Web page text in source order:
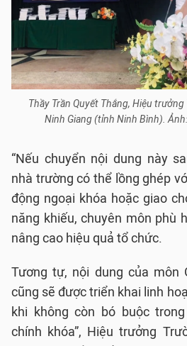
Thầy Trần Quyết Thắng, Hiệu
Ninh Giang (tỉnh Ninh Bình).
“Nếu chuyển nội dung này
nhà trường có thể lồng ghép
động ngoại khóa hoặc giao
năng khiếu, chuyên môn phù
nâng cao hiệu quả tổ chức.
Tương tự, nội dung của môn
cũng sẽ được triển khai linh
khi không còn bó buộc
chính khóa”, Hiệu trưởng